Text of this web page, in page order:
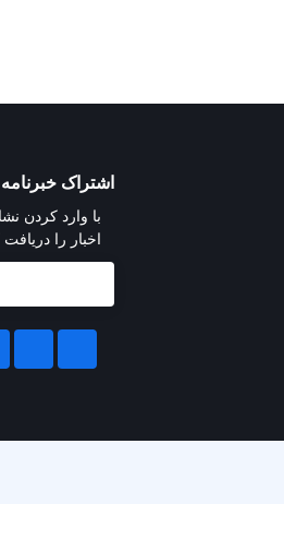
اشتراک خبرنامه
با وارد کردن
اخبار را دریافت